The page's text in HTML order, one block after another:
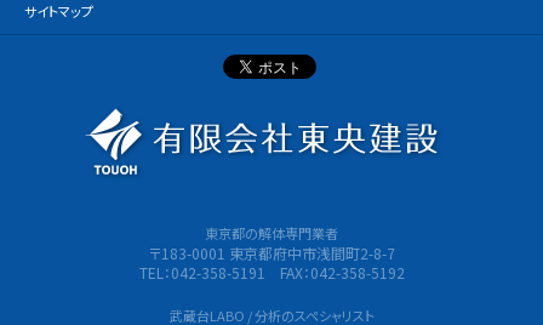
サイトマップ
東京都の解体専門業者
〒183-0001 東京都府中市浅間町2-8-7
TEL：042-358-5191 FAX：042-358-5192
武蔵台LABO / 分析のスペシャリスト